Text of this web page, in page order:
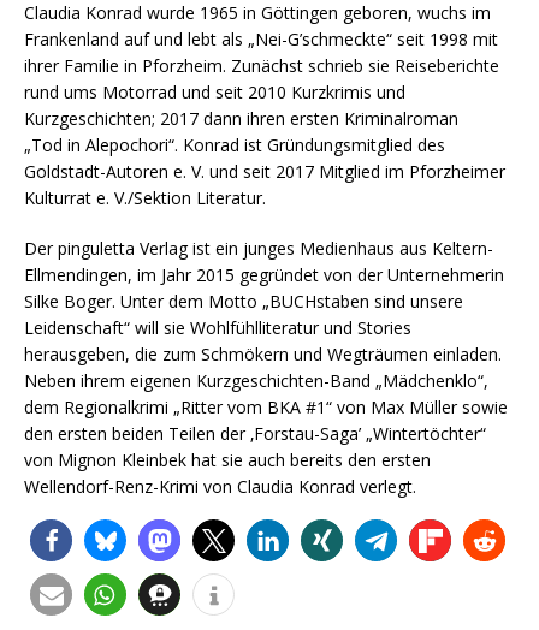
Claudia Konrad wurde 1965 in Göttingen geboren, wuchs im
Frankenland auf und lebt als „Nei-G’schmeckte“ seit 1998 mit
ihrer Familie in Pforzheim. Zunächst schrieb sie Reiseberichte
rund ums Motorrad und seit 2010 Kurzkrimis und
Kurzgeschichten; 2017 dann ihren ersten Kriminalroman
„Tod in Alepochori“. Konrad ist Gründungsmitglied des
Goldstadt-Autoren e. V. und seit 2017 Mitglied im Pforzheimer
Kulturrat e. V./Sektion Literatur.
Der pinguletta Verlag ist ein junges Medienhaus aus Keltern-
Ellmendingen, im Jahr 2015 gegründet von der Unternehmerin
Silke Boger. Unter dem Motto „BUCHstaben sind unsere
Leidenschaft“ will sie Wohlfühlliteratur und Stories
herausgeben, die zum Schmökern und Wegträumen einladen.
Neben ihrem eigenen Kurzgeschichten-Band „Mädchenklo“,
dem Regionalkrimi „Ritter vom BKA #1“ von Max Müller sowie
den ersten beiden Teilen der ‚Forstau-Saga’ „Wintertöchter“
von Mignon Kleinbek hat sie auch bereits den ersten
Wellendorf-Renz-Krimi von Claudia Konrad verlegt.